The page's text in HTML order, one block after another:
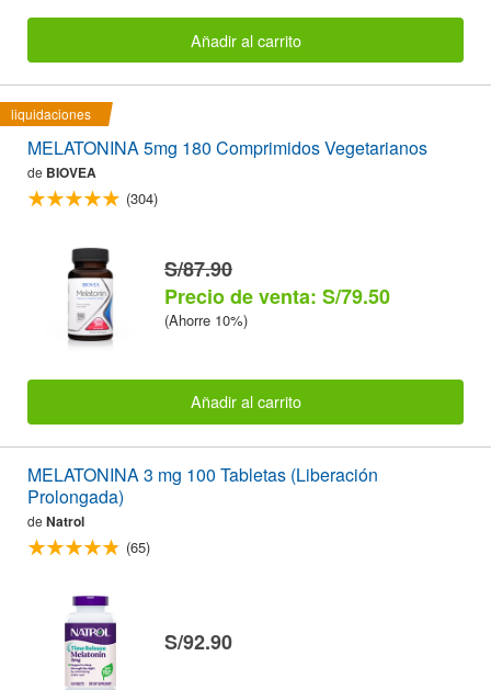
Añadir al carrito
liquidaciones
MELATONINA 5mg 180 Comprimidos Vegetarianos
de BIOVEA
(304)
S/87.90
Precio de venta: S/79.50
(Ahorre 10%)
Añadir al carrito
MELATONINA 3 mg 100 Tabletas (Liberación
Prolongada)
de Natrol
(65)
S/92.90